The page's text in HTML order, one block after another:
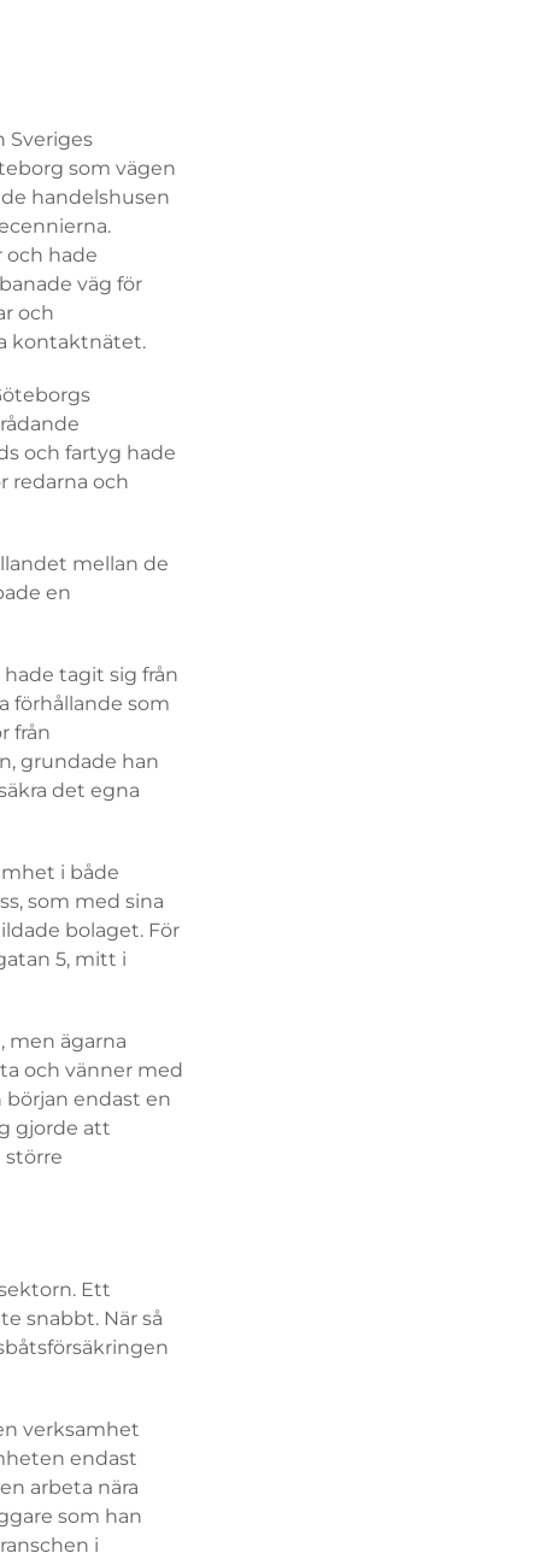
Sveriges
som vägen
handelshusen
och hade
väg för
och
kontaktnätet.
och fartyg hade
redarna och
mellan de
en
tagit sig från
förhållande som
från
grundade han
det egna
i både
som med sina
bolaget. För
5, mitt i
men ägarna
och vänner med
början endast en
gjorde att
större
Ett
snabbt. När så
verksamhet
endast
arbeta nära
som han
i